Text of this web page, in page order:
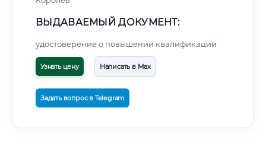
ВЫДАВАЕМЫЙ ДОКУМЕНТ:
удостоверение о повышении квалификации
Узнать цену Написать в Max
Задать вопрос в Telegram